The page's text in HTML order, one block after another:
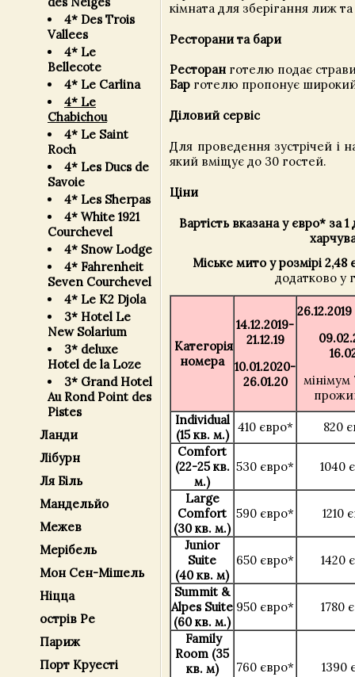
4* Des Trois
Vallees
4* Le
Bellecote
4* Le Carlina
4* Le
Chabichou
4* Le Saint
Roch
4* Les Ducs de
Savoie
4* Les Sherpas
4* White 1921
Courchevel
4* Snow Lodge
4* Fahrenheit
Seven Courchevel
4* Le K2 Djola
3* Hotel Le
New Solarium
3* deluxe
Hotel de la Loze
3* Grand Hotel
Au Rond Point des
Pistes
Ланди
Лібурн
Ля Біль
Мандельйо
Межев
Мерібель
Мон Сен-Мішель
Ніцца
острів Ре
Париж
Порт Круесті
кімната для зберігання лиж
Ресторани та бари
Ресторан готелю подає
Бар готелю пропонує широкий
Діловий сервіс
Для проведення зустрічей і
який вміщує до 30 гостей.
Ціни
Вартість вказана у євро* за
Міське мито у розмірі 2,48
додатково у
Категорія
номера
14.12.2019-
21.12.19
10.01.2020-
26.01.20
26.12.2019
Individual
(15 кв. м.)
410 євро*
820
Comfort
(22-25 кв.
м.)
530 євро* 1040
Large
Comfort
(30 кв. м.)
590 євро* 1210
Junior
Suite
(40 кв. м)
650 євро* 1420
Summit &
Alpes Suite
(60 кв. м.)
950 євро* 1780
Family
Room (35
кв. м)
760 євро* 1390